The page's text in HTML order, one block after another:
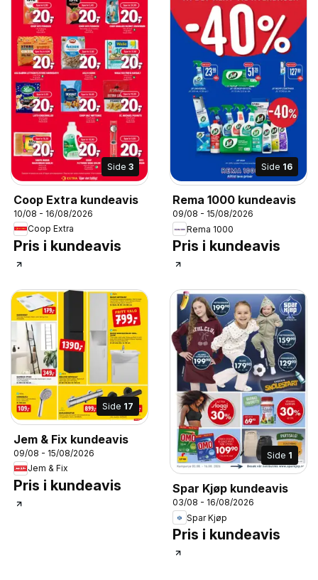
Side 3
Coop Extra kundeavis
10/08 - 16/08/2026
Coop Extra
Pris i kundeavis
Side 16
Rema 1000 kundeavis
09/08 - 15/08/2026
Rema 1000
Pris i kundeavis
Side 17
Jem & Fix kundeavis
09/08 - 15/08/2026
Jem & Fix
Pris i kundeavis
Side 1
Spar Kjøp kundeavis
03/08 - 16/08/2026
Spar Kjøp
Pris i kundeavis